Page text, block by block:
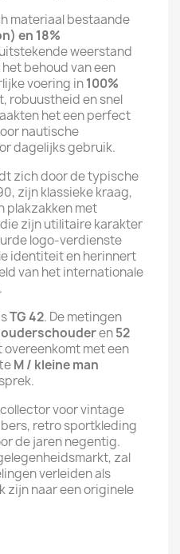
materiaal bestaande
en 18%
weerstand
behoud van een
voering in100%
robuustheid en snel
het een perfect
nautische
dagelijks gebruik.
zich door de typische
zijn klassieke kraag,
plakzakken met
zijn utilitaire karakter
logo-verdienste
identiteit en herinnert
van het internationale
TG 42. De metingen
en52
overeenkomt met een
M / kleine man
voor vintage
retro sportkleding
de jaren negentig.
zal
verleiden als
zijn naar een originele